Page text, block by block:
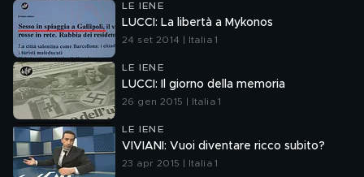
LE IENE
LUCCI: La libertà a Mykonos
24 set 2014 | Italia 1
LE IENE
LUCCI: Il giorno della memoria
26 gen 2015 | Italia 1
LE IENE
VIVIANI: Vuoi diventare ricco subito?
23 apr 2015 | Italia 1